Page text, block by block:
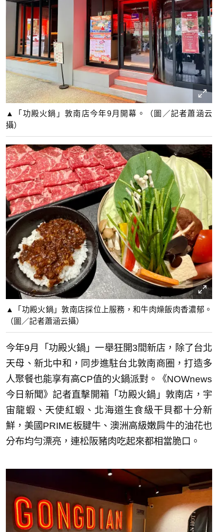
▲「功殿火鍋」敦南店今年9月開幕。（圖／記者蕭涵云
攝）
▲「功殿火鍋」敦南店採位上服務，和牛肉燥飯肉香濃郁。
（圖／記者蕭涵云攝）
今年9月「功殿火鍋」一舉狂開3間新店，除了台北
天母、新北中和，同步進駐台北敦南商圈，打造多
人聚餐也能享有高CP值的火鍋派對。《NOWnews
今日新聞》記者直擊開箱「功殿火鍋」敦南店，宇
宙龍蝦、天使紅蝦、北海道生食級干貝都十分新
鮮，美國PRIME板腱牛、澳洲高級嫩肩牛的油花也
分布均勻漂亮，連松阪豬肉吃起來都相當脆口。